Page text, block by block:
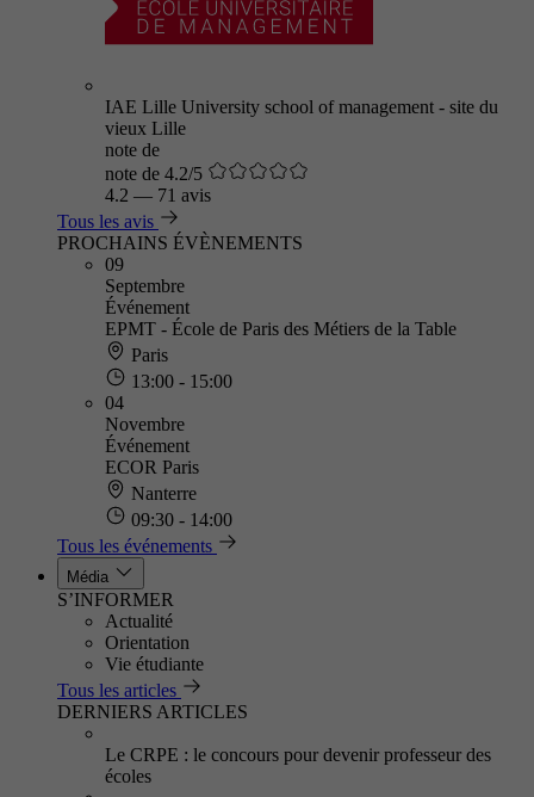
IAE Lille University school of management - site du
vieux Lille
note de
note de 4.2/5
4.2 — 71 avis
Tous les avis
PROCHAINS ÉVÈNEMENTS
09
Septembre
Événement
EPMT - École de Paris des Métiers de la Table
Paris
13:00 - 15:00
04
Novembre
Événement
ECOR Paris
Nanterre
09:30 - 14:00
Tous les événements
Média
S’INFORMER
Actualité
Orientation
Vie étudiante
Tous les articles
DERNIERS ARTICLES
Le CRPE : le concours pour devenir professeur des
écoles